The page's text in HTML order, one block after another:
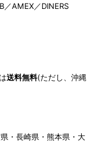
AMEX／DINERS
送料無料(ただし、沖縄
・長崎県・熊本県・大